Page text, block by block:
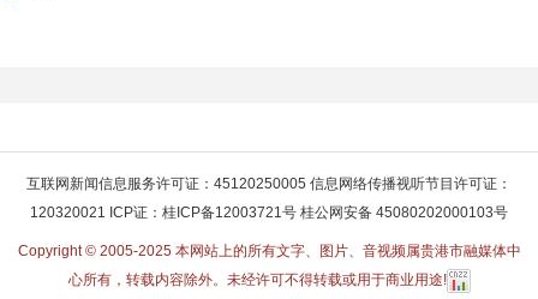
互联网新闻信息服务许可证：45120250005 信息网络传播视听节目许可证：
120320021 ICP证：桂ICP备12003721号 桂公网安备 45080202000103号
Copyright © 2005-2025 本网站上的所有文字、图片、音视频属贵港市融媒体中
心所有，转载内容除外。未经许可不得转载或用于商业用途!